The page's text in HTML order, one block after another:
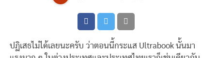
ปฏิเสธไม่ได้เลยนะครับ ว่าตอนนี้กระแส Ultrabook นั้นมา